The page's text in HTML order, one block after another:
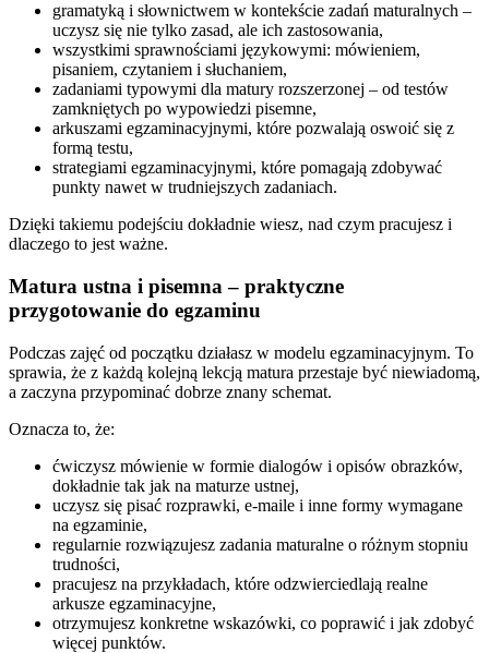
gramatyką i słownictwem w kontekście zadań maturalnych –
uczysz się nie tylko zasad, ale ich zastosowania,
wszystkimi sprawnościami językowymi: mówieniem,
pisaniem, czytaniem i słuchaniem,
zadaniami typowymi dla matury rozszerzonej – od testów
zamkniętych po wypowiedzi pisemne,
arkuszami egzaminacyjnymi, które pozwalają oswoić się z
formą testu,
strategiami egzaminacyjnymi, które pomagają zdobywać
punkty nawet w trudniejszych zadaniach.
Dzięki takiemu podejściu dokładnie wiesz, nad czym pracujesz i
dlaczego to jest ważne.
Matura ustna i pisemna – praktyczne
przygotowanie do egzaminu
Podczas zajęć od początku działasz w modelu egzaminacyjnym. To
sprawia, że z każdą kolejną lekcją matura przestaje być niewiadomą,
a zaczyna przypominać dobrze znany schemat.
Oznacza to, że:
ćwiczysz mówienie w formie dialogów i opisów obrazków,
dokładnie tak jak na maturze ustnej,
uczysz się pisać rozprawki, e-maile i inne formy wymagane
na egzaminie,
regularnie rozwiązujesz zadania maturalne o różnym stopniu
trudności,
pracujesz na przykładach, które odzwierciedlają realne
arkusze egzaminacyjne,
otrzymujesz konkretne wskazówki, co poprawić i jak zdobyć
więcej punktów.